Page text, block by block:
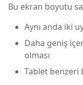
Bu ekran boyutu
Aynı anda iki
Daha geniş
olması
Tablet benzeri